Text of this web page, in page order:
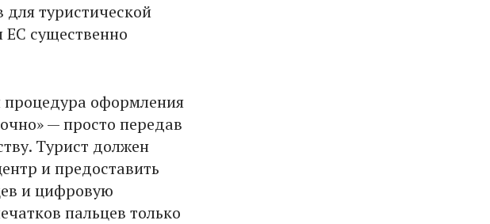
туристической
ЕС существенно
процедура оформления
— просто передав
Турист должен
и предоставить
и цифровую
пальцев только